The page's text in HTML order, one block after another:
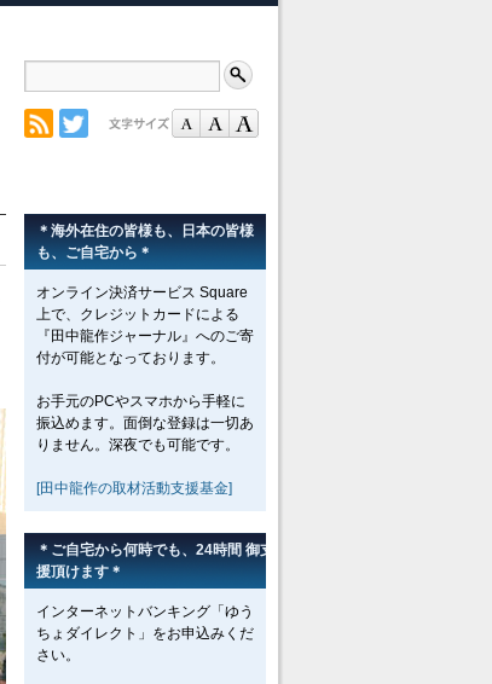
＊海外在住の皆様も、日本の皆様
も、ご自宅から＊
オンライン決済サービス Square
上で、クレジットカードによる
『田中龍作ジャーナル』へのご寄
付が可能となっております。
お手元のPCやスマホから手軽に
振込めます。面倒な登録は一切あ
りません。深夜でも可能です。
[田中龍作の取材活動支援基金]
＊ご自宅から何時でも、24時間 御支
援頂けます＊
インターネットバンキング「ゆう
ちょダイレクト」をお申込みくだ
さい。